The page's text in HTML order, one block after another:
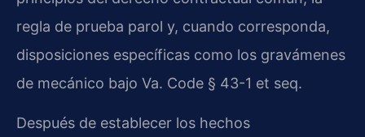
regla de prueba parol y, cuando corresponda,
disposiciones específicas como los gravámenes
de mecánico bajo Va. Code § 43-1 et seq.
Después de establecer los hechos